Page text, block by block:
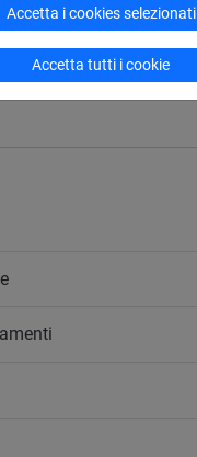
Accetta i cookies selezionati
Accetta tutti i cookie